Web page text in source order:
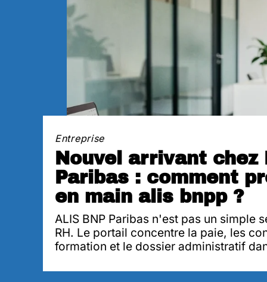
Entreprise
Nouvel arrivant chez
Paribas : comment
en main alis bnpp ?
ALIS BNP Paribas n'est pas un simple
RH. Le portail concentre la paie, les
formation et le dossier administratif